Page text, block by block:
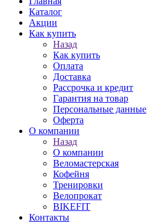
Каталог
Акции
Как купить
Назад
Как купить
Оплата
Доставка
Рассрочка и кредит
Гарантия на товар
Персональные данные
Оферта
О компании
Назад
О компании
Веломастерская
Кофейня
Тренировки
Велопрокат
BIKEFIT
Контакты